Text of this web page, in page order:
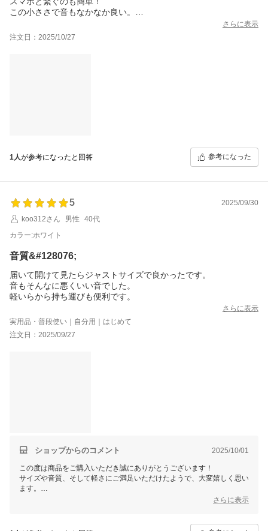
この小ささで音もなかなか良い。
さらに表示
注文日：2025/10/27
1人が参考になったと回答 参考になった
5
2025/09/30
koo312さん
男性
40代
カラー:ホワイト
音質&#128076;
届いて開けて見たらジャストサイズで良かったです。
音もそんなに悪くいい音でした。
軽いらから持ち運びも便利です。
さらに表示
実用品・普段使い｜自分用｜はじめて
注文日：2025/09/27
ショップからのコメント 2025/10/01
この度は商品をご購入いただき誠にありがとうございます！
サイズや音質、そして軽さにご満足いただけたようで、大変嬉しく思い
ます。
持ち運びが便利とのお言葉も、ポータブルスピーカーとしての魅力をし
何かご不明点などございましたら、いつでもお気軽にお問い合わせくだ
さらに表示